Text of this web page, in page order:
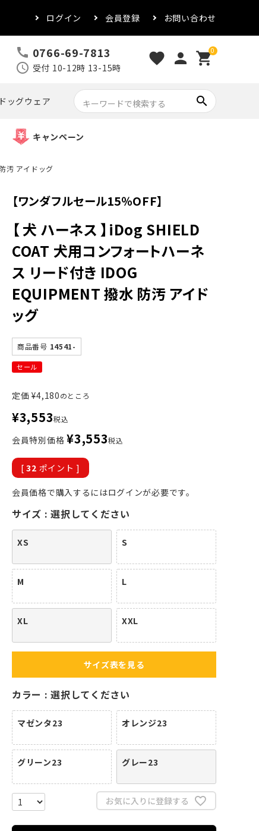
ログイン 会員登録 お問い合わせ
call 0766-69-7813
schedule 受付 10-12時 13-15時
favorite person 0
shopping_cart
ドッグウェア search
キャンペーン
汚 アイドッグ
【ワンダフルセール15％OFF】
【 犬 ハーネス 】iDog SHIELD
COAT 犬用コンフォートハーネ
ス リード付き IDOG
EQUIPMENT 撥水 防汚 アイド
ッグ
商品番号 14541-
セール
定価 ¥4,180のところ
¥3,553税込
会員特別価格 ¥3,553税込
[ 32 ポイント ]
会員価格で購入するにはログインが必要です。
サイズ 選択してください
XS S
M L
XL XXL
サイズ表を見る
カラー 選択してください
マゼンタ23 オレンジ23
グリーン23 グレー23
お気に入りに登録する